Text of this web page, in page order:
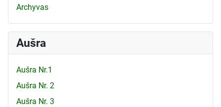
Archyvas
Aušra
Aušra Nr.1
Aušra Nr. 2
Aušra Nr. 3